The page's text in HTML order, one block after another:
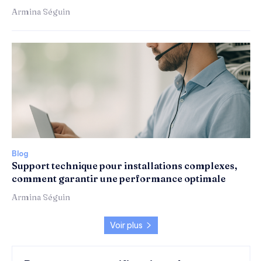
Armina Séguin
Blog
Support technique pour installations complexes,
comment garantir une performance optimale
Armina Séguin
Voir plus